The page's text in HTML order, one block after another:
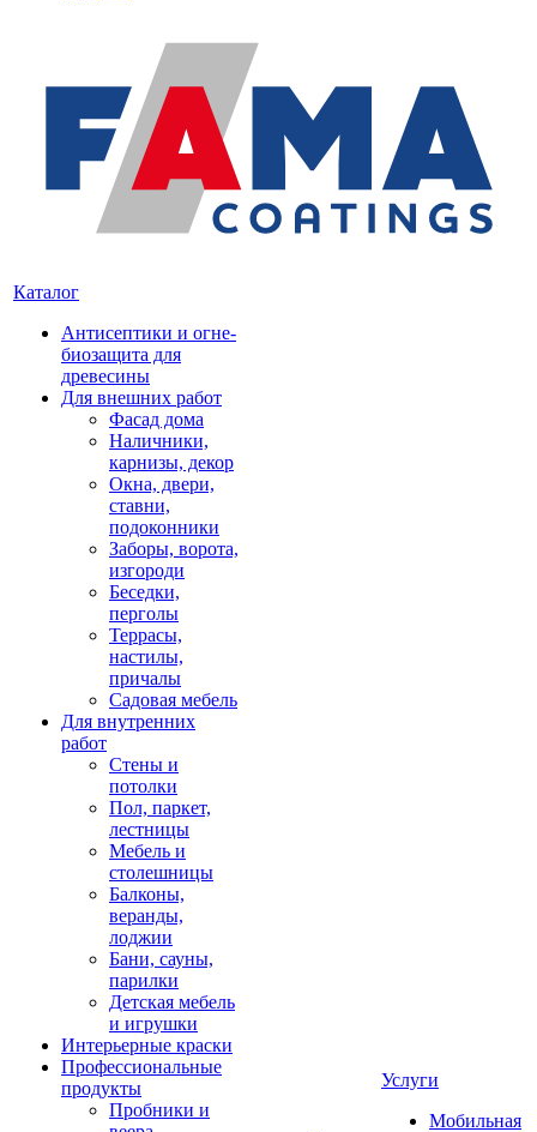
Каталог
Антисептики и огне-
биозащита для
древесины
Для внешних работ
Фасад дома
Наличники,
карнизы, декор
Окна, двери,
ставни,
подоконники
Заборы, ворота,
изгороди
Беседки,
перголы
Террасы,
настилы,
причалы
Садовая мебель
Для внутренних
работ
Стены и
потолки
Пол, паркет,
лестницы
Мебель и
столешницы
Балконы,
веранды,
лоджии
Бани, сауны,
парилки
Детская мебель
и игрушки
Интерьерные краски
Профессиональные
продукты
Пробники и
Услуги
Мобильная